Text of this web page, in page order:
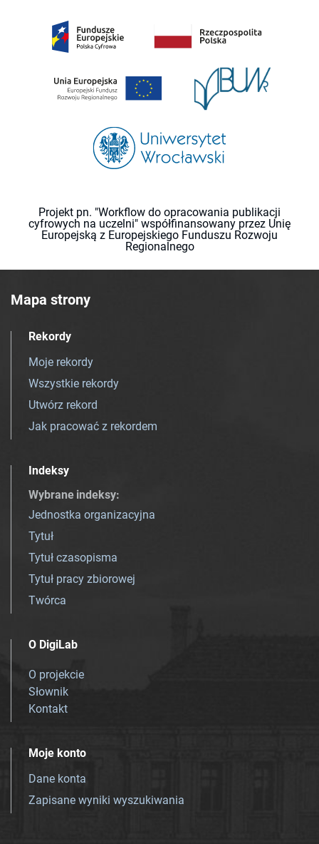
Projekt pn. "Workflow do opracowania publikacji
cyfrowych na uczelni" współfinansowany przez Unię
Europejską z Europejskiego Funduszu Rozwoju
Regionalnego
Mapa strony
Rekordy
Moje rekordy
Wszystkie rekordy
Utwórz rekord
Jak pracować z rekordem
Indeksy
Wybrane indeksy:
Jednostka organizacyjna
Tytuł
Tytuł czasopisma
Tytuł pracy zbiorowej
Twórca
O DigiLab
O projekcie
Słownik
Kontakt
Moje konto
Dane konta
Zapisane wyniki wyszukiwania